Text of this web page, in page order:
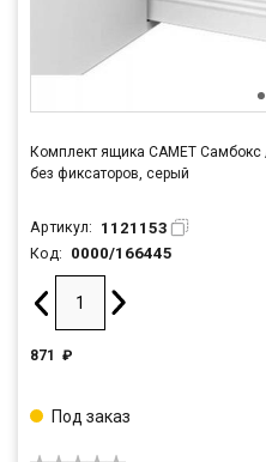
Комплект ящика САМЕТ Самбокс /
без фиксаторов, серый
Артикул: 1121153
Код: 0000/166445
871 ₽
Под заказ